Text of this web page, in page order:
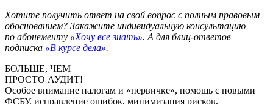
Хотите получить ответ на свой вопрос с полным правовым
обоснованием? Закажите индивидуальную консультацию
по абонементу «Хочу все знать». А для блиц-ответов —
подписка «В курсе дела».
БОЛЬШЕ, ЧЕМ
ПРОСТО АУДИТ!
Особое внимание налогам и «первичке», помощь с новыми
ФСБУ, исправление ошибок, минимизация рисков,